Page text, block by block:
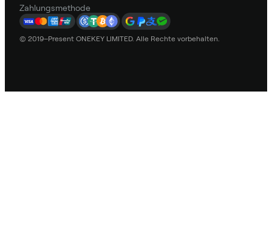
Zahlungsmethode
© 2019–Present ONEKEY LIMITED. Alle Rechte vorbehalten.